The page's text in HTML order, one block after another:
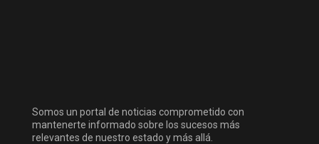
Somos un portal de noticias comprometido con
mantenerte informado sobre los sucesos más
relevantes de nuestro estado y más allá.